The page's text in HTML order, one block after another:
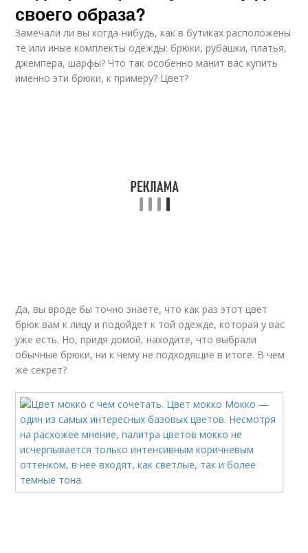
своего образа?
Замечали ли вы когда-нибудь, как в бутиках расположены
те или иные комплекты одежды: брюки, рубашки, платья,
джемпера, шарфы? Что так особенно манит вас купить
именно эти брюки, к примеру? Цвет?
Да, вы вроде бы точно знаете, что как раз этот цвет
брюк вам к лицу и подойдет к той одежде, которая у вас
уже есть. Но, придя домой, находите, что выбрали
обычные брюки, ни к чему не подходящие в итоге. В чем
же секрет?